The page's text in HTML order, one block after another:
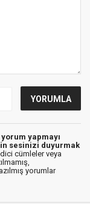
yapmayı
sesinizi duyurmak
cümleler veya
yorumlar